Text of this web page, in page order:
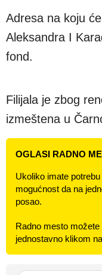
Adresa na koju
Aleksandra I
fond.
Filijala je zbog
izmeštena u
OGLASI RADNO
Ukoliko imate
mogućnost da na
posao.
Radno mesto
jednostavno klikom